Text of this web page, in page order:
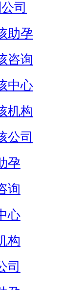
司
助孕
咨询
中心
机构
公司
孕
询
心
构
司